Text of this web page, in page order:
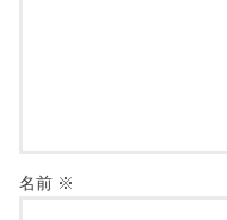
名前 ※